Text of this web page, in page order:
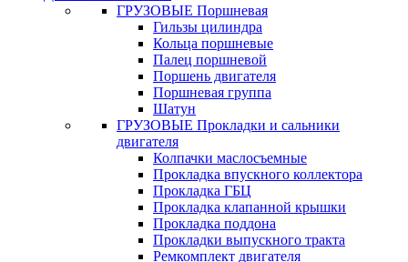
ГРУЗОВЫЕ Поршневая
Гильзы цилиндра
Кольца поршневые
Палец поршневой
Поршень двигателя
Поршневая группа
Шатун
ГРУЗОВЫЕ Прокладки и сальники
двигателя
Колпачки маслосъемные
Прокладка впускного коллектора
Прокладка ГБЦ
Прокладка клапанной крышки
Прокладка поддона
Прокладки выпускного тракта
Ремкомплект двигателя